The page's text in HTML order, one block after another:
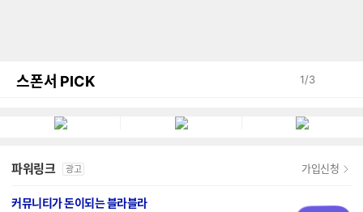
스폰서 PICK 1/3
파워링크 광고 가입신청
커뮤니티가 돈이되는 블라블라